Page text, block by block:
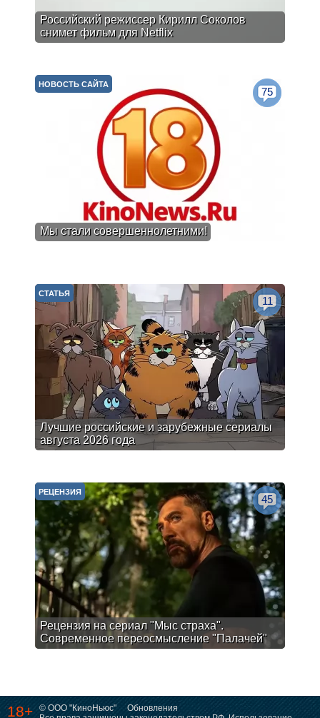
Российский режиссер Кирилл Соколов
снимет фильм для Netflix
Мы стали совершеннолетними!
НОВОСТЬ САЙТА
75
Лучшие российские и зарубежные сериалы
августа 2026 года
СТАТЬЯ
11
Рецензия на сериал "Мыс страха".
Современное переосмысление "Палачей"
РЕЦЕНЗИЯ
45
18+ © ООО "КиноНьюс"
Обновления